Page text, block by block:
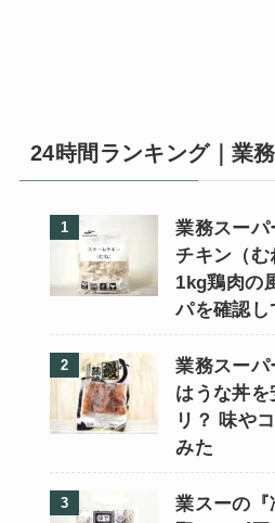
24時間ランキング｜業
業務スーパ
チキン（む
1kg鶏肉の
パを確認し
業務スーパ
はうな丼
リ？ 味や
みた
業スーの『